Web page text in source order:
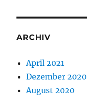
ARCHIV
April 2021
Dezember 2020
August 2020